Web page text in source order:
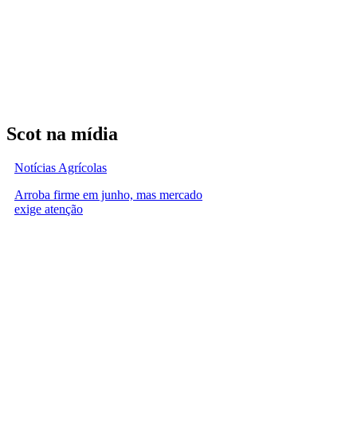
Scot na mídia
Notícias Agrícolas
Arroba firme em junho, mas mercado
exige atenção